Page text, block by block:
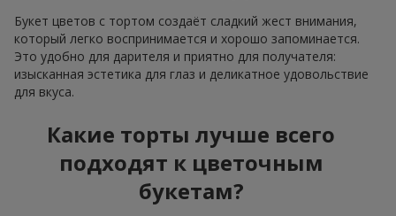
Букет цветов с тортом создаёт сладкий жест внимания,
который легко воспринимается и хорошо запоминается.
Это удобно для дарителя и приятно для получателя:
изысканная эстетика для глаз и деликатное удовольствие
для вкуса.
Какие торты лучше всего
подходят к цветочным
букетам?